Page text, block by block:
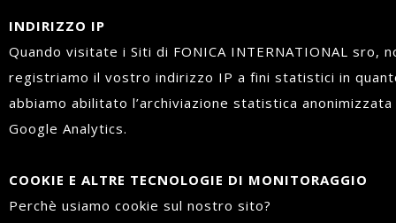
INDIRIZZO IP
Quando visitate i Siti di FONICA INTERNATIONAL sro,
registriamo il vostro indirizzo IP a fini statistici in
abbiamo abilitato l’archiviazione statistica anonimizzata
Google Analytics.
COOKIE E ALTRE TECNOLOGIE DI MONITORAGGIO
Perchè usiamo cookie sul nostro sito?